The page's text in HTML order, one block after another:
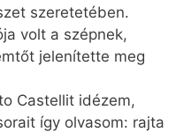
szeretetében.
volt a szépnek,
jelenítette meg
Castellit idézem,
így olvasom: rajta